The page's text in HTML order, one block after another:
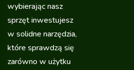
wybierając nasz
sprzęt inwestujesz
w solidne narzędzia,
które sprawdzą się
zarówno w użytku